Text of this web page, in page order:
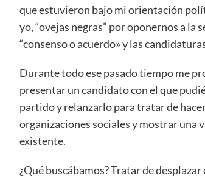
que estuvieron bajo mi orientación
yo, “ovejas negras” por oponernos a la
“consenso o acuerdo» y las
Durante todo ese pasado tiempo me
presentar un candidato con el que
partido y relanzarlo para tratar de
organizaciones sociales y mostrar una
existente.
¿Qué buscábamos? Tratar de